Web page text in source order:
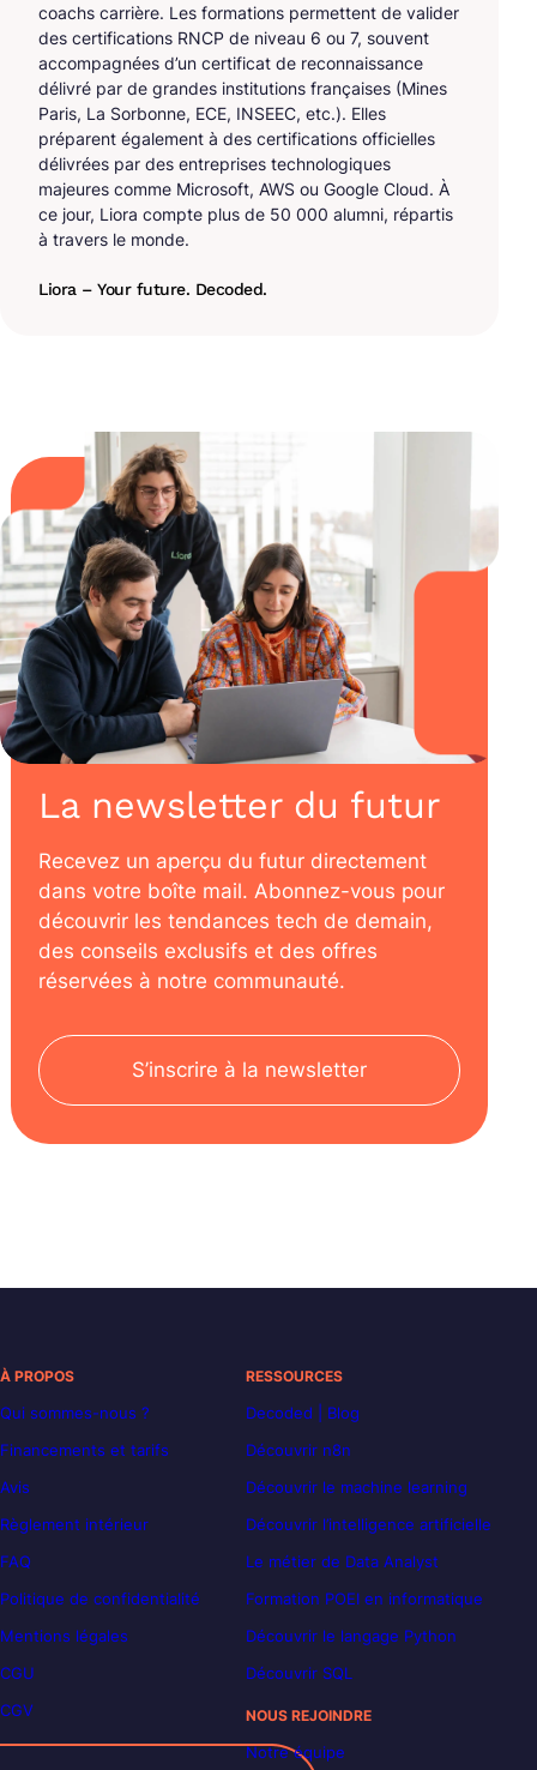
coachs carrière. Les formations permettent de valider
des certifications RNCP de niveau 6 ou 7, souvent
accompagnées d’un certificat de reconnaissance
délivré par de grandes institutions françaises (Mines
Paris, La Sorbonne, ECE, INSEEC, etc.). Elles
préparent également à des certifications officielles
délivrées par des entreprises technologiques
majeures comme Microsoft, AWS ou Google Cloud. À
ce jour, Liora compte plus de 50 000 alumni, répartis
à travers le monde.
Liora – Your future. Decoded.
La newsletter du futur
Recevez un aperçu du futur directement
dans votre boîte mail. Abonnez-vous pour
découvrir les tendances tech de demain,
des conseils exclusifs et des offres
réservées à notre communauté.
S’inscrire à la newsletter
À PROPOS
Qui sommes-nous ?
Financements et tarifs
Avis
Règlement intérieur
FAQ
Politique de confidentialité
Mentions légales
CGU
CGV
RESSOURCES
Decoded | Blog
Découvrir n8n
Découvrir le machine learning
Découvrir l’intelligence artificielle
Le métier de Data Analyst
Formation POEI en informatique
Découvrir le langage Python
Découvrir SQL
NOUS REJOINDRE
Notre équipe